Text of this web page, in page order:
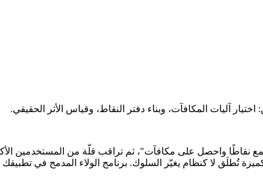
آليات المكافآت، وبناء دفتر النقاط، وقياس الأثر الحقيقي.
واحصل على مكافآت"، ثم تراقب قلّة من المستخدمين الأكثر
تُطلَق لا كنظام يغيّر السلوك. برنامج الولاء المدمج في